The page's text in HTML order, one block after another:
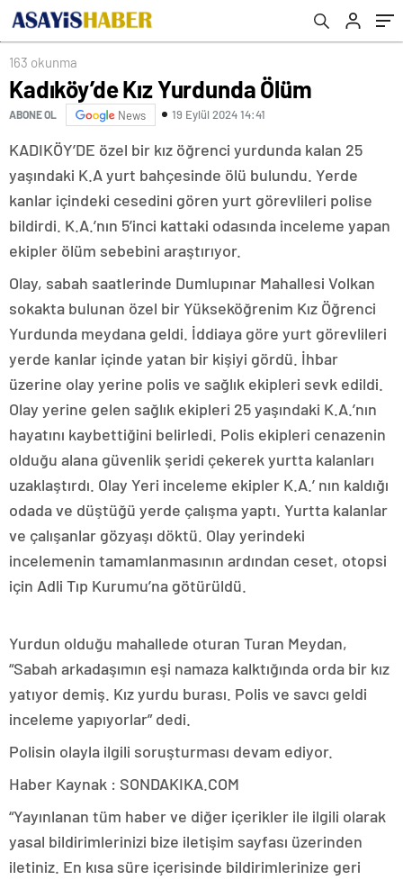
163 okunma
Kadıköy’de Kız Yurdunda Ölüm
ABONE OL News 19 Eylül 2024 14:41
KADIKÖY’DE özel bir kız öğrenci yurdunda kalan 25
yaşındaki K.A yurt bahçesinde ölü bulundu. Yerde
kanlar içindeki cesedini gören yurt görevlileri polise
bildirdi. K.A.’nın 5’inci kattaki odasında inceleme yapan
ekipler ölüm sebebini araştırıyor.
Olay, sabah saatlerinde Dumlupınar Mahallesi Volkan
sokakta bulunan özel bir Yükseköğrenim Kız Öğrenci
Yurdunda meydana geldi. İddiaya göre yurt görevlileri
yerde kanlar içinde yatan bir kişiyi gördü. İhbar
üzerine olay yerine polis ve sağlık ekipleri sevk edildi.
Olay yerine gelen sağlık ekipleri 25 yaşındaki K.A.’nın
hayatını kaybettiğini belirledi. Polis ekipleri cenazenin
olduğu alana güvenlik şeridi çekerek yurtta kalanları
uzaklaştırdı. Olay Yeri inceleme ekipler K.A.’ nın kaldığı
odada ve düştüğü yerde çalışma yaptı. Yurtta kalanlar
ve çalışanlar gözyaşı döktü. Olay yerindeki
incelemenin tamamlanmasının ardından ceset, otopsi
için Adli Tıp Kurumu’na götürüldü.
Yurdun olduğu mahallede oturan Turan Meydan,
“Sabah arkadaşımın eşi namaza kalktığında orda bir kız
yatıyor demiş. Kız yurdu burası. Polis ve savcı geldi
inceleme yapıyorlar” dedi.
Polisin olayla ilgili soruşturması devam ediyor.
Haber Kaynak : SONDAKIKA.COM
“Yayınlanan tüm haber ve diğer içerikler ile ilgili olarak
yasal bildirimlerinizi bize iletişim sayfası üzerinden
iletiniz. En kısa süre içerisinde bildirimlerinize geri